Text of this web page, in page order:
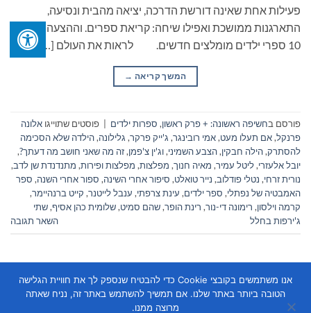
פעילות אחת שאינה דורשת הדרכה, יציאה מהבית ונסיעה,
התארגנות ממושכת ואפילו שיחה: קריאת ספרים. וההצעה הפעם:
10 ספרי ילדים מומלצים חדשים. לראות את העולם […]
המשך קריאה →
פורסם בחשיפה ראשונה: + פרק ראשון, ספרות ילדים פוסטים שתוייגו אלונה
פרנקל,אם תעלו מעט,אמי רובינגר, ג'ייק פרקר, גלילונה,הילדה שלא הסכימה
להסתרק,הילה חבקין,הצבע השמיני,וג'ין צ'פמן,זה מה שאני חושב מה דעתך?,
יובל אלעזרי,ליטל עמיר, מאיה חנוך, מפלצות, מפלצות ופירות, מתנדנדת שן לדב,
נורית זרחי, נטלי פודלוב, נייר טואלט, סיפור אחרי השינה, ספור אחרי השנה, ספר
האמבטיה של נפתלי, ספר ילדים, עינת צרפתי, ענבל לייטנר, קייט ברנהיימר,
קרמה וילסון, רימונה די-נור, רינת הופר,שהם סמיט,שלומית כהן אסיף,שתי
ג'ירפות בחלל
השאר תגובה
אנו משתמשים בקובצי Cookie כדי להבטיח שנספק לך את חוויית הגלישה
הטובה ביותר באתר שלנו. אם תמשיך להשתמש באתר זה, נניח שאתה
מרוצה ממנו.